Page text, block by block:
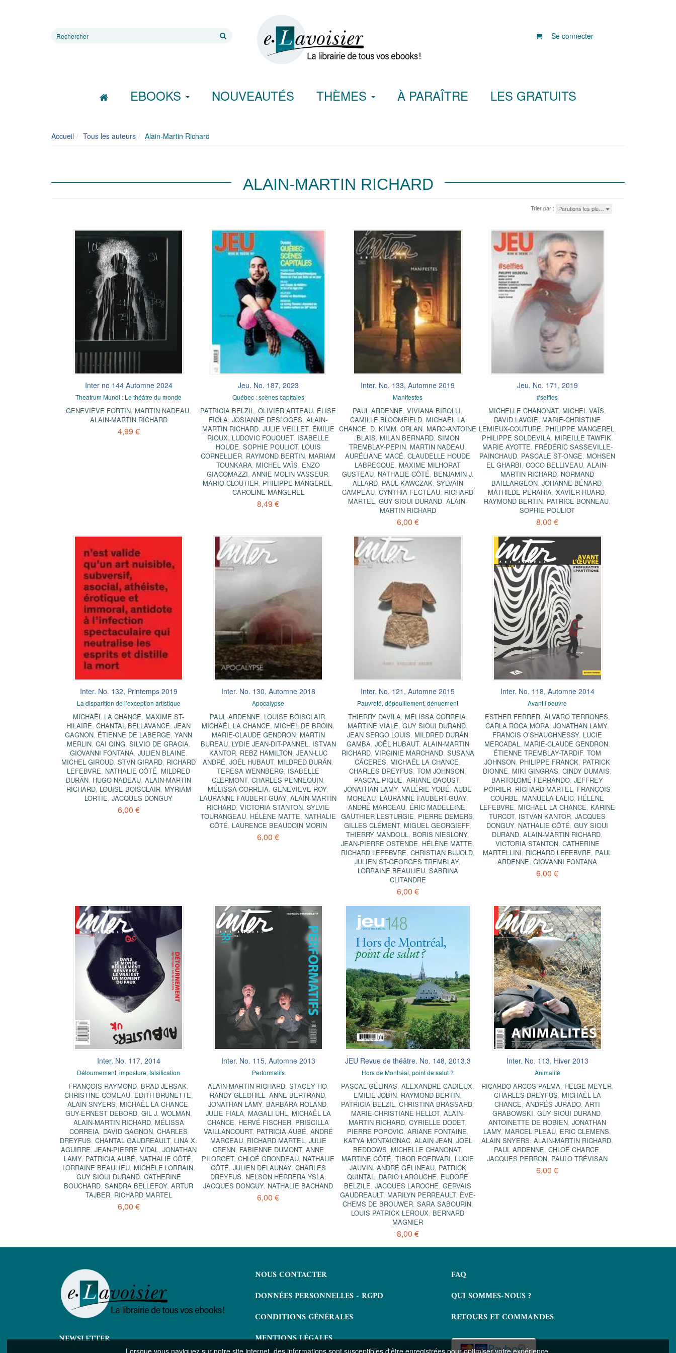
Rechercher
Se connecter
EBOOKS NOUVEAUTÉS THÈMES À PARAÎTRE LES GRATUITS
Accueil Tous les auteurs Alain-Martin Richard
ALAIN-MARTIN RICHARD
Trier par : Parutions les plu…
Inter no 144 Automne 2024
Theatrum Mundi : Le théâtre du monde
GENEVIÈVE FORTIN, MARTIN NADEAU,
ALAIN-MARTIN RICHARD
4,99 €
Jeu. No. 187, 2023
Québec : scènes capitales
PATRICIA BELZIL ,OLIVIER ARTEAU, ÉLISE
FIOLA,JOSIANNE DESLOGES,ALAIN-
MARTIN RICHARD, JULIE VEILLET, ÉMILIE
RIOUX, LUDOVIC FOUQUET, ISABELLE
HOUDE, SOPHIE POULIOT, LOUIS
CORNELLIER, RAYMOND BERTIN, MARIAM
TOUNKARA, MICHEL VAÏS, ENZO
GIACOMAZZI, ANNIE MOLIN VASSEUR,
MARIO CLOUTIER, PHILIPPE MANGEREL ,
CAROLINE MANGEREL
8,49 €
Inter. No. 133, Automne 2019
Manifestes
PAUL ARDENNE,VIVIANA BIROLLI,
CAMILLE BLOOMFIELD, MICHAËL LA
CHANCE, D. KIMM,ORLAN, MARC-ANTOINE
BLAIS, MILAN BERNARD, SIMON
TREMBLAY-PEPIN, MARTIN NADEAU,
AURÉLIANE MACÉ,CLAUDELLE HOUDE
LABRECQUE, MAXIME MILHORAT
GUSTEAU, NATHALIE CÔTÉ, BENJAMIN J.
ALLARD, PAUL KAWCZAK, SYLVAIN
CAMPEAU,CYNTHIA FECTEAU, RICHARD
MARTEL ,GUY SIOUI DURAND,ALAIN-
MARTIN RICHARD
6,00 €
Jeu. No. 171, 2019
#selfies
MICHELLE CHANONAT, MICHEL VAÏS,
DAVID LAVOIE, MARIE-CHRISTINE
LEMIEUX-COUTURE, PHILIPPE MANGEREL ,
PHILIPPE SOLDEVILA, MIREILLE TAWFIK,
MARIE AYOTTE, FRÉDÉRIC SASSEVILLE-
PAINCHAUD, PASCALE ST-ONGE, MOHSEN
EL GHARBI,COCO BELLIVEAU,ALAIN-
MARTIN RICHARD, NORMAND
BAILLARGEON, JOHANNE BÉNARD,
MATHILDE PERAHIA,XAVIER HUARD,
RAYMOND BERTIN, PATRICE BONNEAU,
SOPHIE POULIOT
8,00 €
Inter. No. 132, Printemps 2019
La disparition de l’exception artistique
MICHAËL LA CHANCE, MAXIME ST-
HILAIRE,CHANTAL BELLAVANCE,JEAN
GAGNON, ÉTIENNE DE LABERGE,YANN
MERLIN, CAI QING, SILVIO DE GRACIA,
GIOVANNI FONTANA, JULIEN BLAINE,
MICHEL GIROUD,STVN GIRARD, RICHARD
LEFEBVRE, NATHALIE CÔTÉ, MILDRED
DURÁN, HUGO NADEAU,ALAIN-MARTIN
RICHARD, LOUISE BOISCLAIR, MYRIAM
LORTIE,JACQUES DONGUY
6,00 €
Inter. No. 130, Automne 2018
Apocalypse
PAUL ARDENNE, LOUISE BOISCLAIR,
MICHAËL LA CHANCE, MICHEL DE BROIN,
MARIE-CLAUDE GENDRON, MARTIN
BUREAU, LYDIE JEAN-DIT-PANNEL , ISTVAN
KANTOR, REBZ HAMILTON, JEAN-LUC
ANDRÉ,JOËL HUBAUT, MILDRED DURÁN,
TERESA WENNBERG, ISABELLE
CLERMONT, CHARLES PENNEQUIN,
MÉLISSA CORREIA,GENEVIÈVE ROY,
LAURANNE FAUBERT-GUAY,ALAIN-MARTIN
RICHARD,VICTORIA STANTON,SYLVIE
TOURANGEAU, HÉLÈNE MATTE, NATHALIE
CÔTÉ, LAURENCE BEAUDOIN MORIN
6,00 €
Inter. No. 121, Automne 2015
Pauvreté, dépouillement, dénuement
THIERRY DAVILA, MÉLISSA CORREIA,
MARTINE VIALE,GUY SIOUI DURAND,
JEAN SERGO LOUIS, MILDRED DURÁN
GAMBA, JOËL HUBAUT, ALAIN-MARTIN
RICHARD, VIRGINIE MARCHAND, SUSANA
CÁCERES, MICHAËL LA CHANCE,
CHARLES DREYFUS,TOM JOHNSON,
PASCAL PIQUE,ARIANE DAOUST,
JONATHAN LAMY, VALÉRIE YOBÉ, AUDE
MOREAU, LAURANNE FAUBERT-GUAY,
ANDRÉ MARCEAU, ÉRIC MADELEINE,
GAUTHIER LESTURGIE, PIERRE DEMERS,
GILLES CLÉMENT, MIGUEL GEORGIEFF,
THIERRY MANDOUL , BORIS NIESLONY,
JEAN-PIERRE OSTENDE, HÉLÈNE MATTE,
RICHARD LEFEBVRE, CHRISTIAN BUJOLD,
JULIEN ST-GEORGES TREMBLAY,
LORRAINE BEAULIEU, SABRINA
CLITANDRE
6,00 €
Inter. No. 118, Automne 2014
Avant l’oeuvre
ESTHER FERRER, ÁLVARO TERRONES,
CARLA ROCA MORA,JONATHAN LAMY,
FRANCIS O’SHAUGHNESSY, LUCIE
MERCADAL , MARIE-CLAUDE GENDRON,
ÉTIENNE TREMBLAY-TARDIF,TOM
JOHNSON, PHILIPPE FRANCK, PATRICK
DIONNE, MIKI GINGRAS,CINDY DUMAIS,
BARTOLOMÉ FERRANDO,JEFFREY
POIRIER, RICHARD MARTEL , FRANÇOIS
COURBE, MANUELA LALIC, HÉLÈNE
LEFEBVRE, MICHAËL LA CHANCE, KARINE
TURCOT, ISTVAN KANTOR,JACQUES
DONGUY, NATHALIE CÔTÉ,GUY SIOUI
DURAND,ALAIN-MARTIN RICHARD,
VICTORIA STANTON, CATHERINE
MARTELLINI, RICHARD LEFEBVRE, PAUL
ARDENNE,GIOVANNI FONTANA
6,00 €
Inter. No. 117, 2014
Détournement, imposture, falsification
FRANÇOIS RAYMOND, BRAD JERSAK,
CHRISTINE COMEAU, EDITH BRUNETTE,
ALAIN SNYERS, MICHAËL LA CHANCE,
GUY-ERNEST DEBORD, GIL J. WOLMAN,
ALAIN-MARTIN RICHARD, MÉLISSA
CORREIA, DAVID GAGNON,CHARLES
DREYFUS,CHANTAL GAUDREAULT, LINA X.
AGUIRRE, JEAN-PIERRE VIDAL , JONATHAN
LAMY, PATRICIA AUBÉ, NATHALIE CÔTÉ,
LORRAINE BEAULIEU, MICHÈLE LORRAIN,
GUY SIOUI DURAND, CATHERINE
BOUCHARD,SANDRA BELLEFOY,ARTUR
TAJBER, RICHARD MARTEL
6,00 €
Inter. No. 115, Automne 2013
Performatifs
ALAIN-MARTIN RICHARD, STACEY HO,
RANDY GLEDHILL , ANNE BERTRAND,
JONATHAN LAMY, BARBARA ROLAND,
JULIE FIALA, MAGALI UHL , MICHAËL LA
CHANCE, HERVÉ FISCHER, PRISCILLA
VAILLANCOURT, PATRICIA AUBÉ, ANDRÉ
MARCEAU, RICHARD MARTEL , JULIE
CRENN, FABIENNE DUMONT, ANNE
PILORGET,CHLOÉ GRONDEAU, NATHALIE
CÔTÉ, JULIEN DELAUNAY, CHARLES
DREYFUS, NELSON HERRERA YSLA,
JACQUES DONGUY, NATHALIE BACHAND
6,00 €
JEU Revue de théâtre. No. 148, 2013.3
Hors de Montréal, point de salut ?
PASCAL GÉLINAS,ALEXANDRE CADIEUX,
EMILIE JOBIN, RAYMOND BERTIN,
PATRICIA BELZIL ,CHRISTINA BRASSARD,
MARIE-CHRISTIANE HELLOT, ALAIN-
MARTIN RICHARD,CYRIELLE DODET,
PIERRE POPOVIC, ARIANE FONTAINE,
KATYA MONTAIGNAC, ALAIN JEAN, JOËL
BEDDOWS, MICHELLE CHANONAT,
MARTINE CÔTÉ,TIBOR EGERVARI, LUCIE
JAUVIN, ANDRÉ GÉLINEAU, PATRICK
QUINTAL , DARIO LAROUCHE, EUDORE
BELZILE,JACQUES LAROCHE,GERVAIS
GAUDREAULT, MARILYN PERREAULT, ÈVE-
CHEMS DE BROUWER, SARA SABOURIN,
LOUIS PATRICK LEROUX, BERNARD
MAGNIER
8,00 €
Inter. No. 113, Hiver 2013
Animalité
RICARDO ARCOS-PALMA, HELGE MEYER,
CHARLES DREYFUS, MICHAËL LA
CHANCE,ANDRÉS JURADO,ARTI
GRABOWSKI, GUY SIOUI DURAND,
ANTOINETTE DE ROBIEN,JONATHAN
LAMY, MARCEL PLEAU, ERIC CLEMENS,
ALAIN SNYERS,ALAIN-MARTIN RICHARD,
PAUL ARDENNE, CHLOË CHARCE,
JACQUES PERRON, PAULO TRÉVISAN
6,00 €
NEWSLETTER
NOUS CONTACTER
DONNÉES PERSONNELLES - RGPD
CONDITIONS GÉNÉRALES
MENTIONS LÉGALES
FAQ
QUI SOMMES-NOUS ?
RETOURS ET COMMANDES